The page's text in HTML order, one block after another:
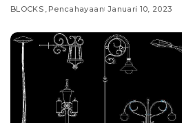
BLOCKS Pencahayaan Januari 10, 2023